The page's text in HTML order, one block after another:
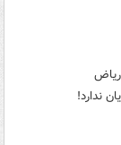
ندارد!